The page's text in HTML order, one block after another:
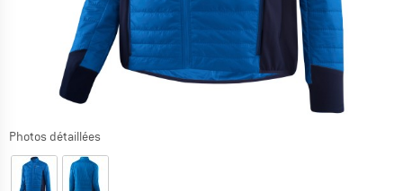
Photos détaillées